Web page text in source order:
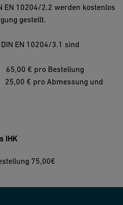
10204/2.2 werden kostenlos
gestellt.
EN 10204/3.1 sind
€ pro Bestellung
Abmessung und
IHK
75,00€